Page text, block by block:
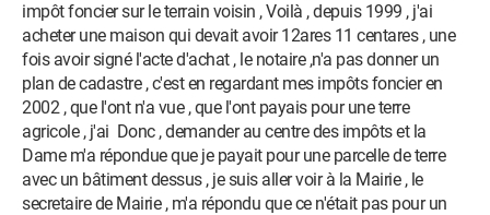
impôt foncier sur le terrain voisin , Voilà , depuis 1999 , j'ai
acheter une maison qui devait avoir 12ares 11 centares , une
fois avoir signé l'acte d'achat , le notaire ,n'a pas donner un
plan de cadastre , c'est en regardant mes impôts foncier en
2002 , que l'ont n'a vue , que l'ont payais pour une terre
agricole , j'ai Donc , demander au centre des impôts et la
Dame m'a répondue que je payait pour une parcelle de terre
avec un bâtiment dessus , je suis aller voir à la Mairie , le
secretaire de Mairie , m'a répondu que ce n'était pas pour un